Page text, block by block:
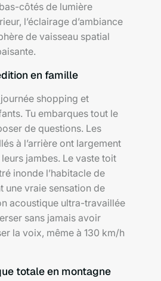
côtés de lumière
l’éclairage d’ambiance
de vaisseau spatial
en famille
journée shopping et
Tu embarques tout le
de questions. Les
à l’arrière ont largement
jambes. Le vaste toit
inonde l’habitacle de
une vraie sensation de
acoustique ultra-travaillée
sans jamais avoir
la voix, même à 130 km/h
totale en montagne